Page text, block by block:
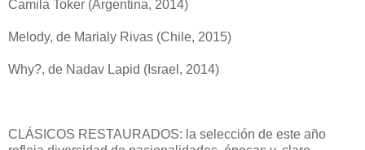
Camila Toker (Argentina, 2014)
Melody, de Marialy Rivas (Chile, 2015)
Why?, de Nadav Lapid (Israel, 2014)
CLÁSICOS RESTAURADOS: la selección de este año